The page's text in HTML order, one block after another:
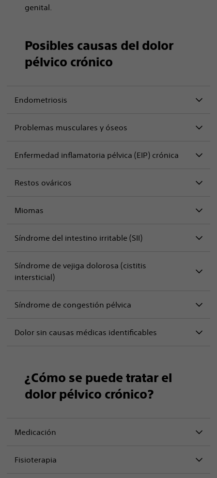
genital.
Posibles causas del dolor
pélvico crónico
Endometriosis
Problemas musculares y óseos
Enfermedad inflamatoria pélvica (EIP) crónica
Restos ováricos
Miomas
Síndrome del intestino irritable (SII)
Síndrome de vejiga dolorosa (cistitis
intersticial)
Síndrome de congestión pélvica
Dolor sin causas médicas identificables
¿Cómo se puede tratar el
dolor pélvico crónico?
Medicación
Fisioterapia